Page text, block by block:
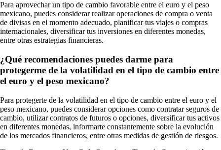
Para aprovechar un tipo de cambio favorable entre el euro y el peso
mexicano, puedes considerar realizar operaciones de compra o venta
de divisas en el momento adecuado, planificar tus viajes o compras
internacionales, diversificar tus inversiones en diferentes monedas,
entre otras estrategias financieras.
¿Qué recomendaciones puedes darme para
protegerme de la volatilidad en el tipo de cambio entre
el euro y el peso mexicano?
Para protegerte de la volatilidad en el tipo de cambio entre el euro y el
peso mexicano, puedes considerar opciones como contratar seguros de
cambio, utilizar contratos de futuros o opciones, diversificar tus activos
en diferentes monedas, informarte constantemente sobre la evolución
de los mercados financieros, entre otras medidas de gestión de riesgos.